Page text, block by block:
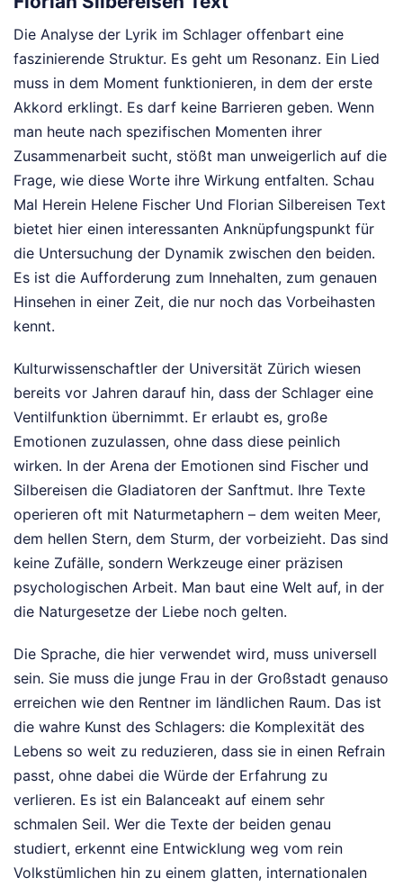
Die Analyse der Lyrik im Schlager offenbart eine
faszinierende Struktur. Es geht um Resonanz. Ein Lied
muss in dem Moment funktionieren, in dem der erste
Akkord erklingt. Es darf keine Barrieren geben. Wenn
man heute nach spezifischen Momenten ihrer
Zusammenarbeit sucht, stößt man unweigerlich auf die
Frage, wie diese Worte ihre Wirkung entfalten. Schau
Mal Herein Helene Fischer Und Florian Silbereisen Text
bietet hier einen interessanten Anknüpfungspunkt für
die Untersuchung der Dynamik zwischen den beiden.
Es ist die Aufforderung zum Innehalten, zum genauen
Hinsehen in einer Zeit, die nur noch das Vorbeihasten
kennt.
Kulturwissenschaftler der Universität Zürich wiesen
bereits vor Jahren darauf hin, dass der Schlager eine
Ventilfunktion übernimmt. Er erlaubt es, große
Emotionen zuzulassen, ohne dass diese peinlich
wirken. In der Arena der Emotionen sind Fischer und
Silbereisen die Gladiatoren der Sanftmut. Ihre Texte
operieren oft mit Naturmetaphern – dem weiten Meer,
dem hellen Stern, dem Sturm, der vorbeizieht. Das sind
keine Zufälle, sondern Werkzeuge einer präzisen
psychologischen Arbeit. Man baut eine Welt auf, in der
die Naturgesetze der Liebe noch gelten.
Die Sprache, die hier verwendet wird, muss universell
sein. Sie muss die junge Frau in der Großstadt genauso
erreichen wie den Rentner im ländlichen Raum. Das ist
die wahre Kunst des Schlagers: die Komplexität des
Lebens so weit zu reduzieren, dass sie in einen Refrain
passt, ohne dabei die Würde der Erfahrung zu
verlieren. Es ist ein Balanceakt auf einem sehr
schmalen Seil. Wer die Texte der beiden genau
studiert, erkennt eine Entwicklung weg vom rein
Volkstümlichen hin zu einem glatten, internationalen